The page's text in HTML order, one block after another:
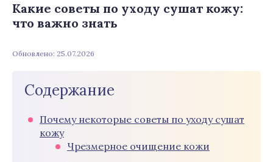
Какие советы по уходу сушат кожу:
что важно знать
Обновлено: 25.07.2026
Содержание
Почему некоторые советы по уходу сушат
кожу
Чрезмерное очищение кожи